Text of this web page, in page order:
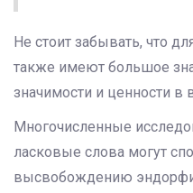
Не стоит забывать, что
также имеют большое
значимости и ценности в
Многочисленные
ласковые слова могут
высвобождению